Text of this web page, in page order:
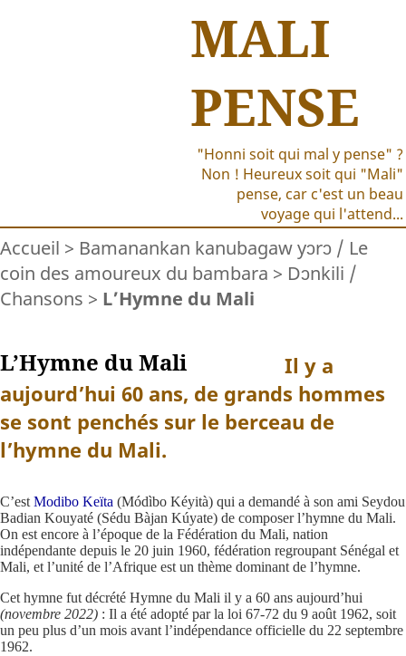
MALI
PENSE
"Honni soit qui mal y pense" ?
Non ! Heureux soit qui "Mali"
pense, car c'est un beau
voyage qui l'attend...
Accueil > Bamanankan kanubagaw yɔrɔ / Le
coin des amoureux du bambara > Dɔnkili /
Chansons > L’Hymne du Mali
L’Hymne du Mali
Il y a
aujourd’hui 60 ans, de grands hommes
se sont penchés sur le berceau de
l’hymne du Mali.
C’est Modibo Keïta (Módìbo Kéyità) qui a demandé à son ami Seydou
Badian Kouyaté (Sédu Bàjan Kúyate) de composer l’hymne du Mali.
On est encore à l’époque de la Fédération du Mali, nation
indépendante depuis le 20 juin 1960, fédération regroupant Sénégal et
Mali, et l’unité de l’Afrique est un thème dominant de l’hymne.
Cet hymne fut décrété Hymne du Mali il y a 60 ans aujourd’hui
(novembre 2022) : Il a été adopté par la loi 67-72 du 9 août 1962, soit
un peu plus d’un mois avant l’indépendance officielle du 22 septembre
1962.